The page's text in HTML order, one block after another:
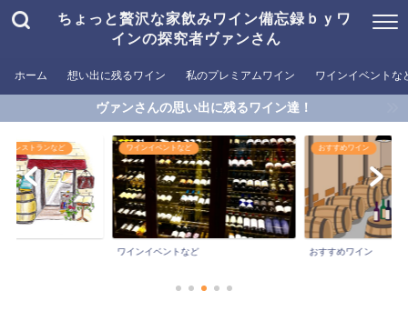
ちょっと贅沢な家飲みワイン備忘録ｂｙワ
インの探究者ヴァンさん
ホーム 想い出に残るワイン 私のプレミアムワイン ワインイベントな
ヴァンさんの思い出に残るワイン達！
るレストランなど ワインイベントなど
ワインイベントなど
おすすめワイン
おすすめワイン